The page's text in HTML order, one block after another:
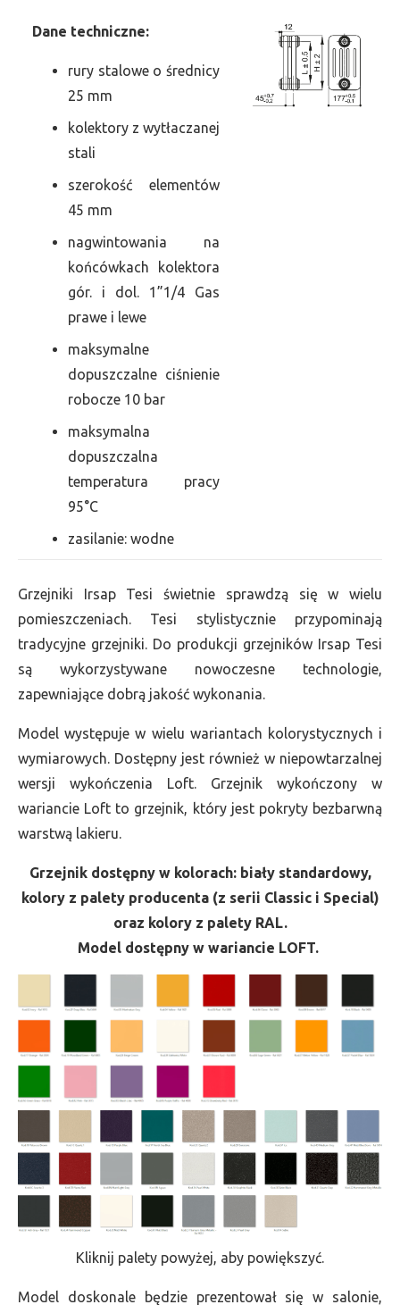
Dane techniczne:
rury stalowe o średnicy
25 mm
kolektory z wytłaczanej
stali
szerokość elementów
45 mm
nagwintowania na
końcówkach kolektora
gór. i dol. 1”1/4 Gas
prawe i lewe
maksymalne
dopuszczalne ciśnienie
robocze 10 bar
maksymalna
dopuszczalna
temperatura pracy
95°C
zasilanie: wodne
Grzejniki Irsap Tesi świetnie sprawdzą się w wielu
pomieszczeniach. Tesi stylistycznie przypominają
tradycyjne grzejniki. Do produkcji grzejników Irsap Tesi
są wykorzystywane nowoczesne technologie,
zapewniające dobrą jakość wykonania.
Model występuje w wielu wariantach kolorystycznych i
wymiarowych. Dostępny jest również w niepowtarzalnej
wersji wykończenia Loft. Grzejnik wykończony w
wariancie Loft to grzejnik, który jest pokryty bezbarwną
warstwą lakieru.
Grzejnik dostępny w kolorach: biały standardowy,
kolory z palety producenta (z serii Classic i Special)
oraz kolory z palety RAL.
Model dostępny w wariancie LOFT.
Kliknij palety powyżej, aby powiększyć.
Model doskonale będzie prezentował się w salonie,